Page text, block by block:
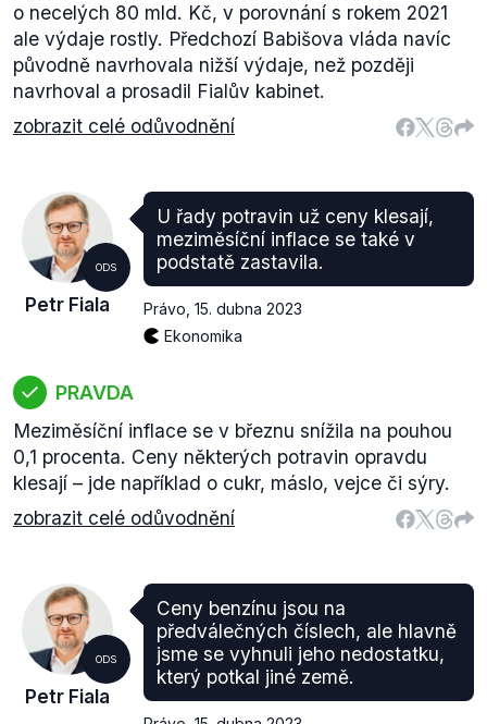
o necelých 80 mld. Kč, v porovnání s rokem 2021
ale výdaje rostly. Předchozí Babišova vláda navíc
původně navrhovala nižší výdaje, než později
navrhoval a prosadil Fialův kabinet.
zobrazit celé odůvodnění
ODS
Petr Fiala
U řady potravin už ceny klesají,
meziměsíční inflace se také v
podstatě zastavila.
Právo 15. dubna 2023
Ekonomika
PRAVDA
Meziměsíční inflace se v březnu snížila na pouhou
0,1 procenta. Ceny některých potravin opravdu
klesají – jde například o cukr, máslo, vejce či sýry.
zobrazit celé odůvodnění
ODS
Petr Fiala
Ceny benzínu jsou na
předválečných číslech, ale hlavně
jsme se vyhnuli jeho nedostatku,
který potkal jiné země.